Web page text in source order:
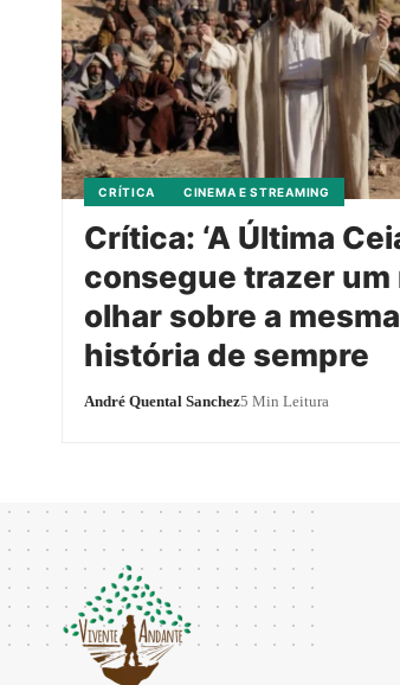
CRÍTICA CINEMA E STREAMING
Crítica: ‘A Última
consegue trazer um
olhar sobre a mesma
história de sempre
André Quental Sanchez5 Min Leitura